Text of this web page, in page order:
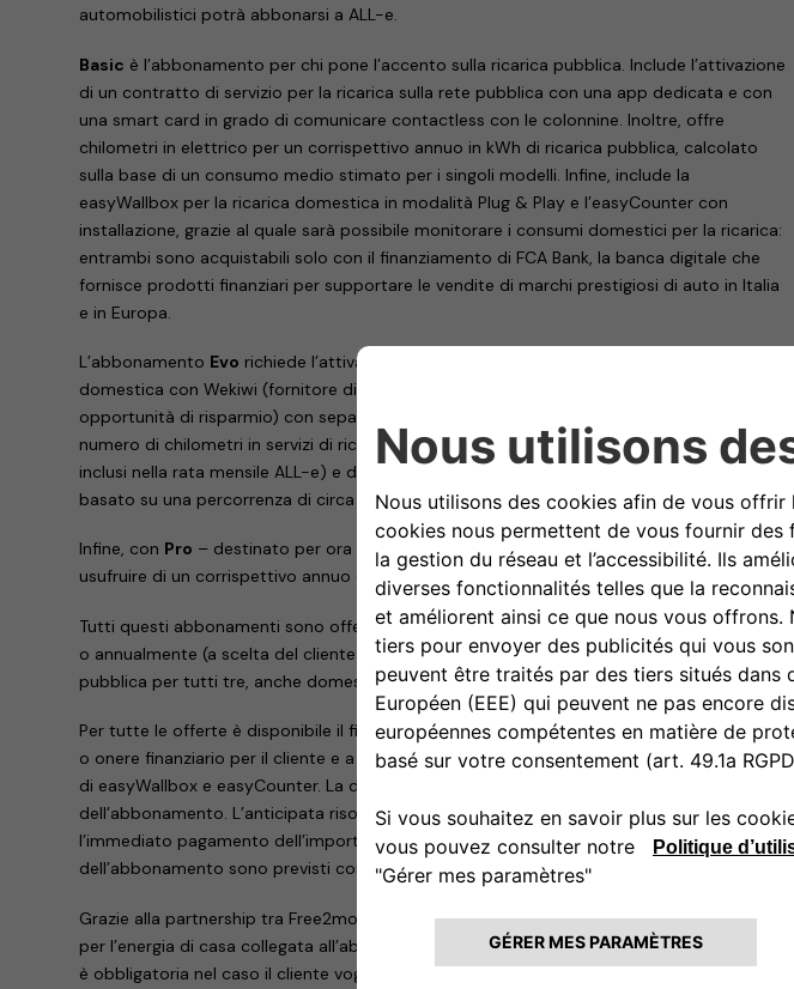
automobilistici potrà abbonarsi a ALL-e.
Basic è l’abbonamento per chi pone l’accento sulla ricarica pubblica. Include l’attivazione
di un contratto di servizio per la ricarica sulla rete pubblica con una app dedicata e con
una smart card in grado di comunicare contactless con le colonnine. Inoltre, offre
chilometri in elettrico per un corrispettivo annuo in kWh di ricarica pubblica, calcolato
sulla base di un consumo medio stimato per i singoli modelli. Infine, include la
easyWallbox per la ricarica domestica in modalità Plug & Play e l’easyCounter con
installazione, grazie al quale sarà possibile monitorare i consumi domestici per la ricarica:
entrambi sono acquistabili solo con il finanziamento di FCA Bank, la banca digitale che
fornisce prodotti finanziari per supportare le vendite di marchi prestigiosi di auto in Italia
e in Europa.
L’abbonamento Evo richiede l’attivazione di un contratto per la fornitura di tutta l’energia
domestica con Wekiwi (fornitore di gas e luce, che offre servizi innovativi con soluzioni e
opportunità di risparmio) con separata fatturazione dei consumi: prevede un maggiore
numero di chilometri in servizi di ricarica domestica (dedotti dalla bolletta di Wekiwi e
inclusi nella rata mensile ALL-e) e di ricarica pubblica, considerando un profilo di consumo
basato su una percorrenza di circa 10 mila chilometri all’anno.
Infine, con Pro – destinato per ora esclusivamente a Nuova 500 – i clienti possono
usufruire di un corrispettivo annuo di chilometri maggiore.
Tutti questi abbonamenti sono offerti a un prezzo fisso mensile aggiornato ogni sei mesi
o annualmente (a scelta del cliente) sulla base del reale uso del servizio di ricarica:
pubblica per tutti tre, anche domestica solo per Evo e Pro.
Per tutte le offerte è disponibile il finanziamento da parte di FCA Bank senza alcun costo
o onere finanziario per il cliente e a interessi zero, finalizzato all’acquisto e all’installazione
di easyWallbox e easyCounter. La durata del finanziamento coincide con la durata minima
dell’abbonamento. L’anticipata risoluzione dell’abbonamento, infatti, comporta
l’immediato pagamento dell’importo finanziato. In ogni caso di risoluzione
dell’abbonamento sono previsti conguagli.
Grazie alla partnership tra Free2move eSolutions e Wekiwi, si avrà accesso a un’offerta
per l’energia di casa collegata all’abbonamento ALL-e. La sottoscrizione di questa offerta
è obbligatoria nel caso il cliente voglia accedere a un abbonamento ALL-e con ricarica